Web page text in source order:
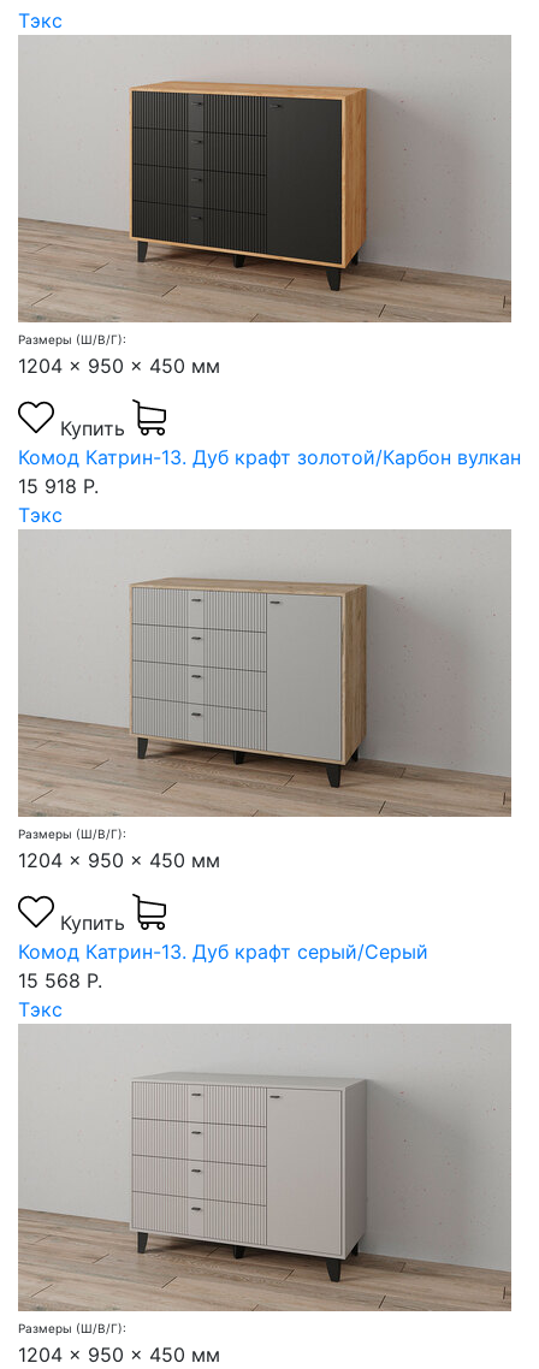
Тэкс
Размеры (Ш/В/Г):
1204 x 950 x 450 мм
Купить
Комод Катрин-13. Дуб крафт золотой/Карбон вулкан
15 918 Р.
Тэкс
Размеры (Ш/В/Г):
1204 x 950 x 450 мм
Купить
Комод Катрин-13. Дуб крафт серый/Серый
15 568 Р.
Тэкс
Размеры (Ш/В/Г):
1204 x 950 x 450 мм